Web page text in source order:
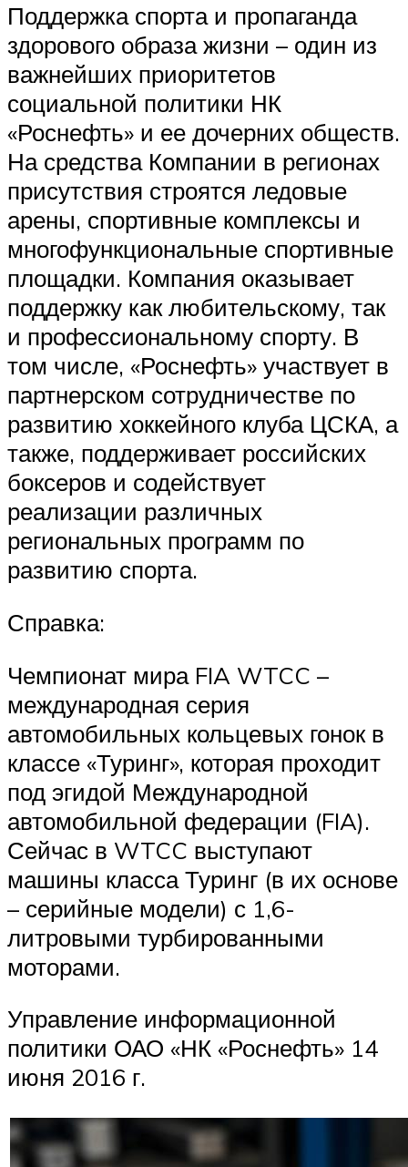
Поддержка спорта и пропаганда
здорового образа жизни – один из
важнейших приоритетов
социальной политики НК
«Роснефть» и ее дочерних обществ.
На средства Компании в регионах
присутствия строятся ледовые
арены, спортивные комплексы и
многофункциональные спортивные
площадки. Компания оказывает
поддержку как любительскому, так
и профессиональному спорту. В
том числе, «Роснефть» участвует в
партнерском сотрудничестве по
развитию хоккейного клуба ЦСКА, а
также, поддерживает российских
боксеров и содействует
реализации различных
региональных программ по
развитию спорта.
Справка:
Чемпионат мира FIA WTCC –
международная серия
автомобильных кольцевых гонок в
классе «Туринг», которая проходит
под эгидой Международной
автомобильной федерации (FIA).
Сейчас в WTCC выступают
машины класса Туринг (в их основе
– серийные модели) с 1,6-
литровыми турбированными
моторами.
Управление информационной
политики ОАО «НК «Роснефть» 14
июня 2016 г.